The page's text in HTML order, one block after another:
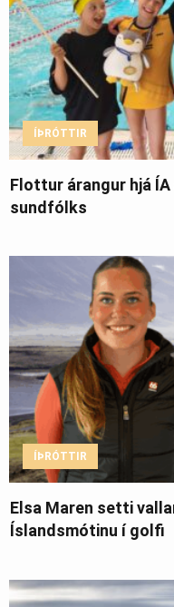
ÍÞRÓTTIR
Flottur árangur hjá
sundfólks
ÍÞRÓTTIR
Elsa Maren setti
Íslandsmótinu í golfi